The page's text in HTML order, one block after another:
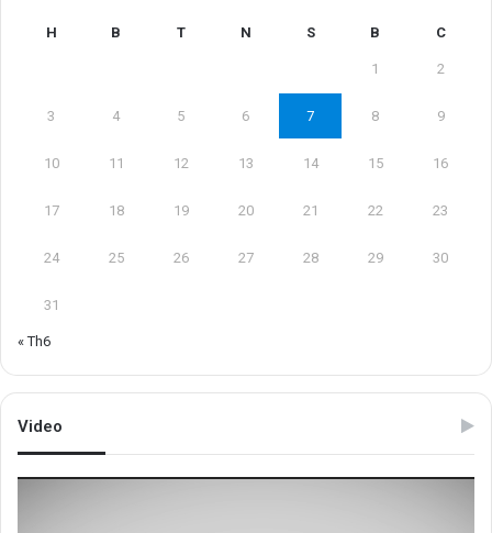
H B T N S B C
1 2
3 4 5 6 7 8 9
10 11 12 13 14 15 16
17 18 19 20 21 22 23
24 25 26 27 28 29 30
31
« Th6
Video